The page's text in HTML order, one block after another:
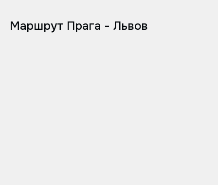
Маршрут Прага - Львов